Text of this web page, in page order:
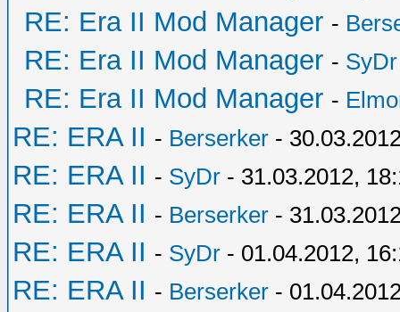
RE: Era II Mod Manager -
RE: Era II Mod Manager - SyDr
RE: Era II Mod Manager -
RE: ERA II - Berserker -
RE: ERA II - SyDr - 31.03.2012,
RE: ERA II - Berserker -
RE: ERA II - SyDr - 01.04.2012,
RE: ERA II - Berserker -